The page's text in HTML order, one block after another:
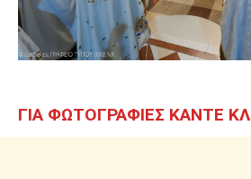
ΓΙΑ ΦΩΤΟΓΡΑΦΙΕΣ ΚΑΝΤΕ